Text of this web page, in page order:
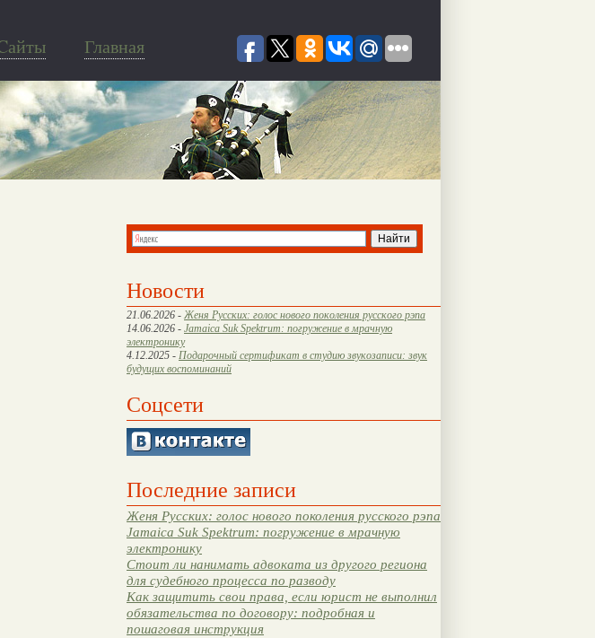
Главная
Новости
21.06.2026 - Женя Русских: голос нового поколения русского рэпа
14.06.2026 - Jamaica Suk Spektrum: погружение в мрачную
электронику
4.12.2025 - Подарочный сертификат в студию звукозаписи: звук
будущих воспоминаний
Соцсети
Последние записи
Женя Русских: голос нового поколения русского рэпа
Jamaica Suk Spektrum: погружение в мрачную
электронику
Стоит ли нанимать адвоката из другого региона
для судебного процесса по разводу
Как защитить свои права, если юрист не выполнил
обязательства по договору: подробная и
пошаговая инструкция